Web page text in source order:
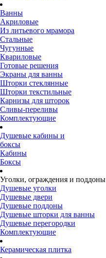
Ванны
Акриловые
Из литьевого мрамора
Стальные
Чугунные
Квариловые
Готовые решения
Экраны для ванны
Шторки стеклянные
Шторки текстильные
Карнизы для шторок
Сливы-переливы
Комплектующие
Душевые кабины и
боксы
Кабины
Боксы
Уголки, ограждения и поддоны
Душевые уголки
Душевые двери
Душевые поддоны
Душевые шторки для ванны
Душевые перегородки
Комплектующие
Керамическая плитка